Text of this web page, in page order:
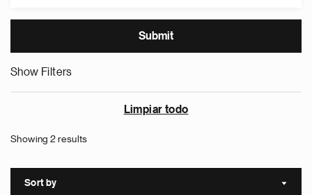
Show Filters
Limpiar todo
Showing 2 results
Sort by Sort